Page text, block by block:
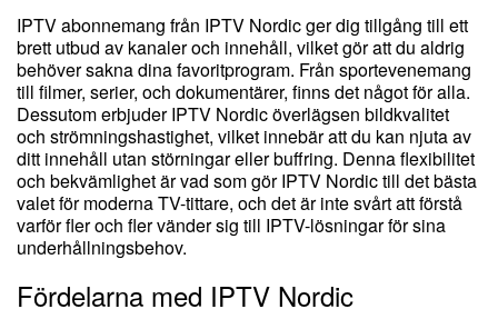
IPTV abonnemang från IPTV Nordic ger dig tillgång till ett
brett utbud av kanaler och innehåll, vilket gör att du aldrig
behöver sakna dina favoritprogram. Från sportevenemang
till filmer, serier, och dokumentärer, finns det något för alla.
Dessutom erbjuder IPTV Nordic överlägsen bildkvalitet
och strömningshastighet, vilket innebär att du kan njuta av
ditt innehåll utan störningar eller buffring. Denna flexibilitet
och bekvämlighet är vad som gör IPTV Nordic till det bästa
valet för moderna TV-tittare, och det är inte svårt att förstå
varför fler och fler vänder sig till IPTV-lösningar för sina
underhållningsbehov.
Fördelarna med IPTV Nordic